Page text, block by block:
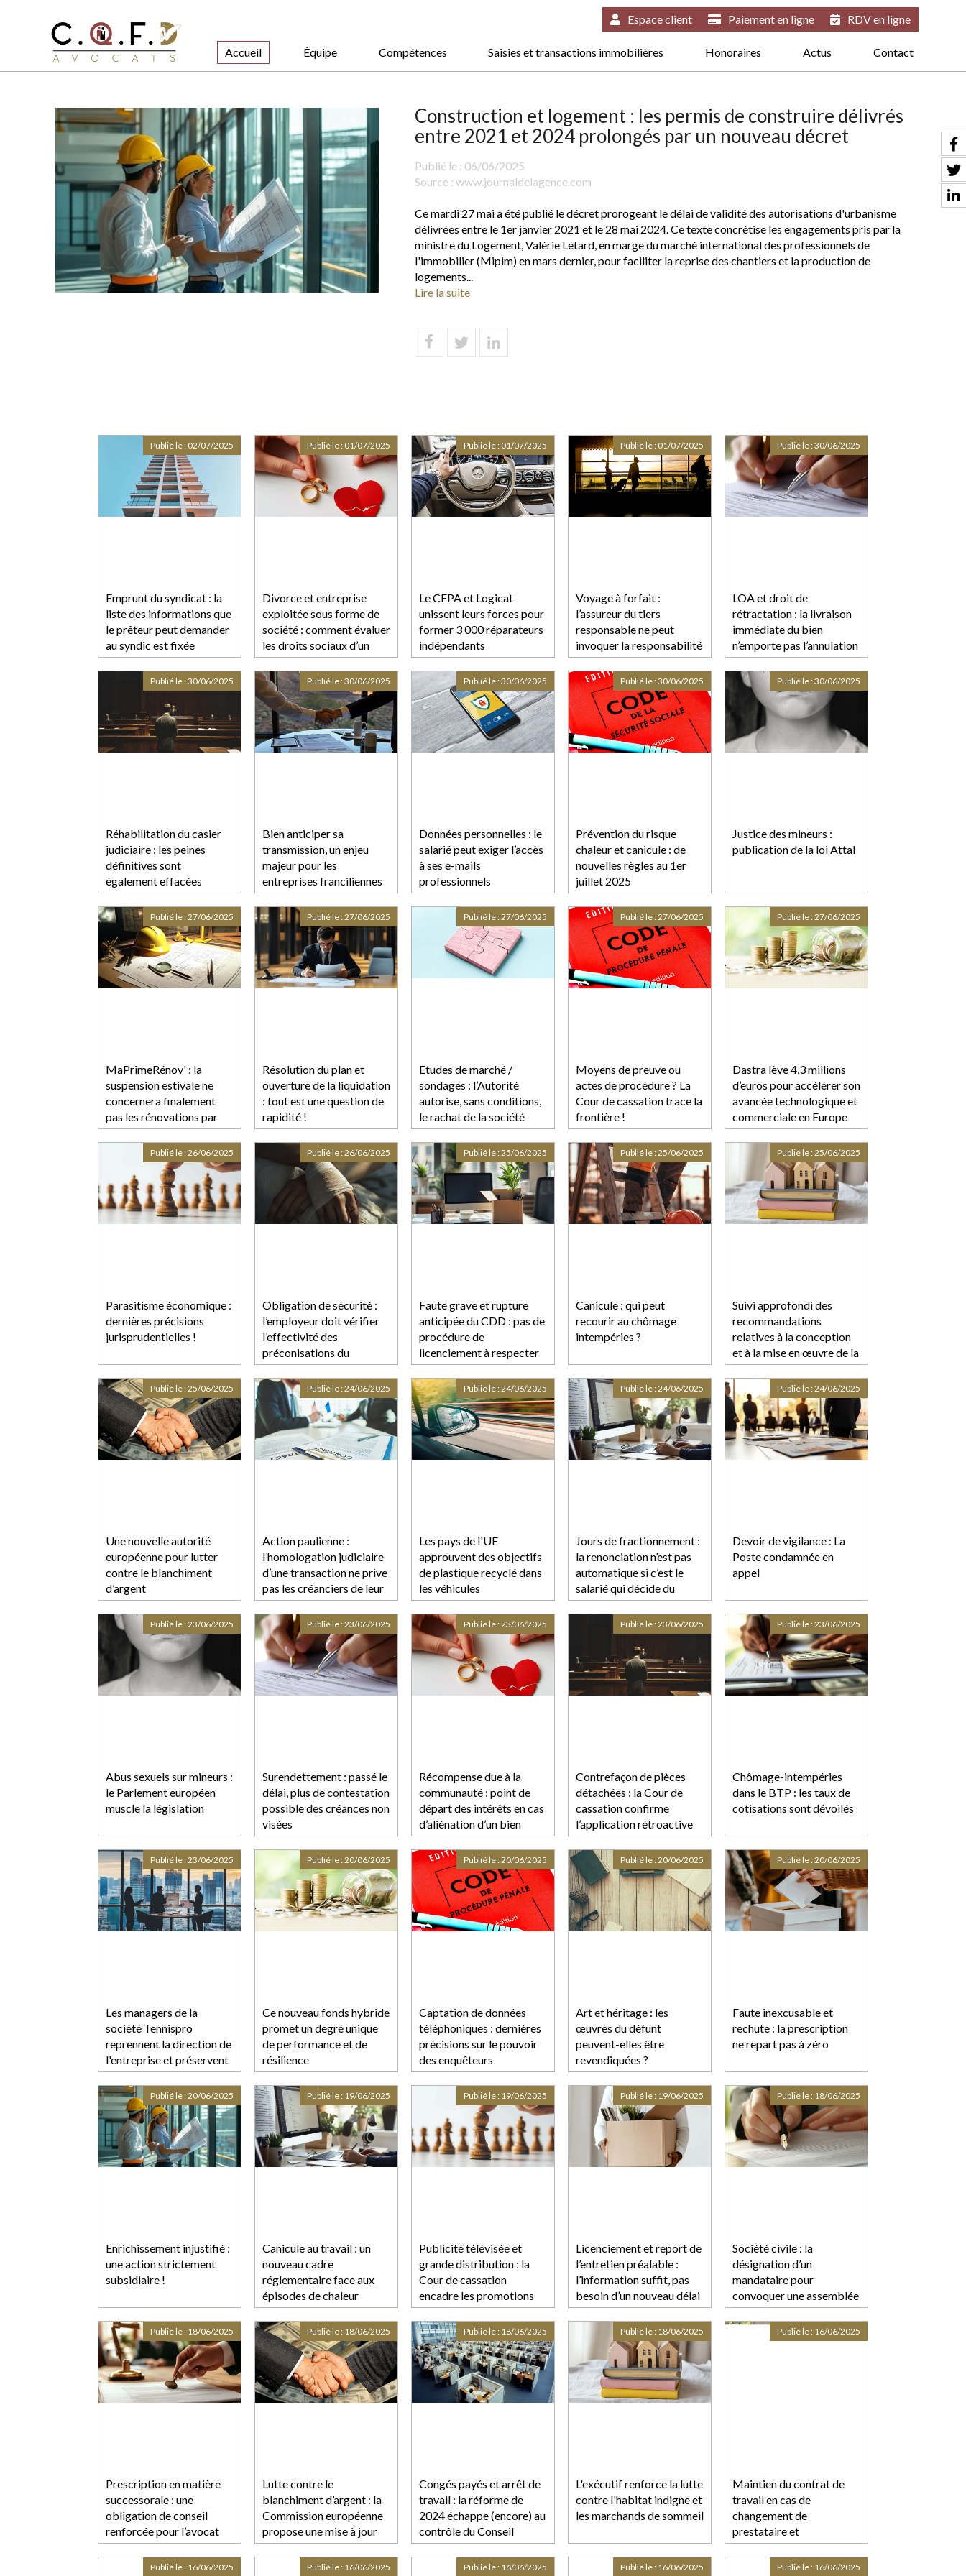
Accueil Équipe Compétences Saisies et transactions immobilières Honoraires Actus Contact
Espace client Paiement en ligne RDV en ligne
Construction et logement : les permis de construire délivrés
entre 2021 et 2024 prolongés par un nouveau décret
Publié le : 06/06/2025
Source : www.journaldelagence.com
Ce mardi 27 mai a été publié le décret prorogeant le délai de validité des autorisations d'urbanisme
délivrées entre le 1er janvier 2021 et le 28 mai 2024. Ce texte concrétise les engagements pris par la
ministre du Logement, Valérie Létard, en marge du marché international des professionnels de
l'immobilier (Mipim) en mars dernier, pour faciliter la reprise des chantiers et la production de
logements...
Lire la suite
Emprunt du syndicat : la
liste des informations que
le prêteur peut demander
au syndic est fixée
Publié le : 02/07/2025
Divorce et entreprise
exploitée sous forme de
société : comment évaluer
les droits sociaux d’un
époux ?
Publié le : 01/07/2025
Le CFPA et Logicat
unissent leurs forces pour
former 3 000 réparateurs
indépendants
Publié le : 01/07/2025
Voyage à forfait :
l’assureur du tiers
responsable ne peut
invoquer la responsabilité
de plein droit de l’agence
de voyages
Publié le : 01/07/2025
LOA et droit de
rétractation : la livraison
immédiate du bien
n’emporte pas l’annulation
du contrat !
Publié le :30/06/2025
Réhabilitation du casier
judiciaire : les peines
définitives sont
également effacées
Publié le :30/06/2025
Bien anticiper sa
transmission, un enjeu
majeur pour les
entreprises franciliennes
Publié le :30/06/2025
Données personnelles : le
salarié peut exiger l’accès
à ses e-mails
professionnels
Publié le :30/06/2025
Prévention du risque
chaleur et canicule : de
nouvelles règles au 1er
juillet 2025
Publié le :30/06/2025
Justice des mineurs :
publication de la loi Attal
Publié le :30/06/2025
MaPrimeRénov' : la
suspension estivale ne
concernera finalement
pas les rénovations par
geste unique de travaux
Publié le :27/06/2025
Résolution du plan et
ouverture de la liquidation
: tout est une question de
rapidité !
Publié le :27/06/2025
Etudes de marché /
sondages : l’Autorité
autorise, sans conditions,
le rachat de la société
Xpage Group par IPSOS
Publié le :27/06/2025
Moyens de preuve ou
actes de procédure ? La
Cour de cassation trace la
frontière !
Publié le :27/06/2025
Dastra lève 4,3 millions
d’euros pour accélérer son
avancée technologique et
commerciale en Europe
Publié le :27/06/2025
Parasitisme économique :
dernières précisions
jurisprudentielles !
Publié le :26/06/2025
Obligation de sécurité :
l’employeur doit vérifier
l’effectivité des
préconisations du
médecin du travail
Publié le :26/06/2025
Faute grave et rupture
anticipée du CDD : pas de
procédure de
licenciement à respecter
Publié le :25/06/2025
Canicule : qui peut
recourir au chômage
intempéries ?
Publié le :25/06/2025
Suivi approfondi des
recommandations
relatives à la conception
et à la mise en œuvre de la
réduction de loyer de
solidarité (RLS)
Publié le :25/06/2025
Une nouvelle autorité
européenne pour lutter
contre le blanchiment
d’argent
Publié le :25/06/2025
Action paulienne :
l’homologation judiciaire
d’une transaction ne prive
pas les créanciers de leur
droit d’agir
Publié le :24/06/2025
Les pays de l'UE
approuvent des objectifs
de plastique recyclé dans
les véhicules
Publié le :24/06/2025
Jours de fractionnement :
la renonciation n’est pas
automatique si c’est le
salarié qui décide du
fractionnement
Publié le :24/06/2025
Devoir de vigilance : La
Poste condamnée en
appel
Publié le :24/06/2025
Abus sexuels sur mineurs :
le Parlement européen
muscle la législation
Publié le :23/06/2025
Surendettement : passé le
délai, plus de contestation
possible des créances non
visées
Publié le :23/06/2025
Récompense due à la
communauté : point de
départ des intérêts en cas
d’aliénation d’un bien
propre
Publié le :23/06/2025
Contrefaçon de pièces
détachées : la Cour de
cassation confirme
l’application rétroactive
de la loi Climat et
résilience
Publié le :23/06/2025
Chômage-intempéries
dans le BTP : les taux de
cotisations sont dévoilés
Publié le :23/06/2025
Les managers de la
société Tennispro
reprennent la direction de
l'entreprise et préservent
l'emploi après une
procédure de sauvegarde
Publié le :23/06/2025
Ce nouveau fonds hybride
promet un degré unique
de performance et de
résilience
Publié le :20/06/2025
Captation de données
téléphoniques : dernières
précisions sur le pouvoir
des enquêteurs
Publié le :20/06/2025
Art et héritage : les
œuvres du défunt
peuvent-elles être
revendiquées ?
Publié le :20/06/2025
Faute inexcusable et
rechute : la prescription
ne repart pas à zéro
Publié le :20/06/2025
Enrichissement injustifié :
une action strictement
subsidiaire !
Publié le :20/06/2025
Canicule au travail : un
nouveau cadre
réglementaire face aux
épisodes de chaleur
intense
Publié le : 19/06/2025
Publicité télévisée et
grande distribution : la
Cour de cassation
encadre les promotions
temporaires !
Publié le : 19/06/2025
Licenciement et report de
l’entretien préalable :
l’information suffit, pas
besoin d’un nouveau délai
Publié le : 19/06/2025
Société civile : la
désignation d’un
mandataire pour
convoquer une assemblée
doit suivre la procédure
accélérée au fond !
Publié le : 18/06/2025
Prescription en matière
successorale : une
obligation de conseil
renforcée pour l’avocat
Publié le : 18/06/2025
Lutte contre le
blanchiment d’argent : la
Commission européenne
propose une mise à jour
de sa liste en incluant
notamment Monaco
Publié le : 18/06/2025
Congés payés et arrêt de
travail : la réforme de
2024 échappe (encore) au
contrôle du Conseil
constitutionnel
Publié le : 18/06/2025
L'exécutif renforce la lutte
contre l'habitat indigne et
les marchands de sommeil
Publié le : 18/06/2025
Maintien du contrat de
travail en cas de
changement de
prestataire et
licenciement abusif
Publié le : 16/06/2025
Publié le : 16/06/2025 Publié le : 16/06/2025 Publié le : 16/06/2025 Publié le : 16/06/2025 Publié le : 16/06/2025